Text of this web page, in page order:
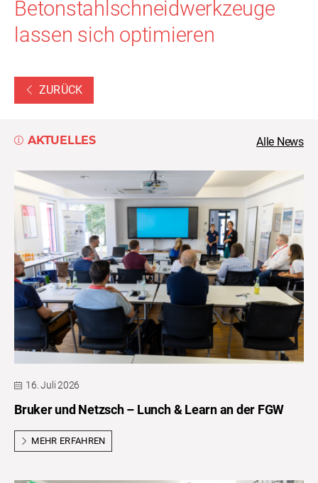
Betonstahlschneidwerkzeuge
lassen sich optimieren
ZURÜCK
AKTUELLES Alle News
16. Juli 2026
Bruker und Netzsch – Lunch & Learn an der FGW
MEHR ERFAHREN